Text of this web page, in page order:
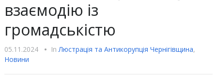
взаємодію із
громадськістю
05.11.2024 • InЛюстрацiя та Антикорупцiя Чернігівщина,
Новини